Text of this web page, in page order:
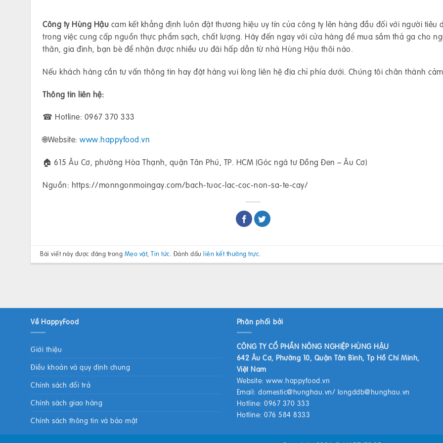
Công ty Hùng Hậu cam kết khẳng định luôn đặt thương hiệu uy tín của công ty lên hàng đầu đối với người tiêu
trong việc cung cấp nguồn thực phẩm sạch, chất lượng. Hãy đến ngay với cửa hàng để mua sắm thả ga cho
thân, gia đình, bạn bè để nhận được nhiều ưu đãi hấp dẫn từ nhà Hùng Hậu thôi nào.
Nếu khách hàng cần tư vấn thông tin hay đặt hàng vui lòng liên hệ địa chỉ phía dưới. Chúng tôi chân thành
Thông tin liên hệ:
☎ Hotline: 0967 370 333
🌐Website: www.happyfood.vn
🏠 615 Âu Cơ, phường Hòa Thạnh, quận Tân Phú, TP. HCM (Góc ngã tư Đồng Đen – Âu Cơ)
Nguồn: https://monngonmoingay.com/bach-tuoc-lac-coc-non-sa-te-cay/
Bài viết này được đăng trong Mẹo vặt,Tin tức. Đánh dấuliên kết thường trực.
Về HappyFood
Giới thiệu
Điều khoản và quy định chung
Chính sách đổi trả
Chính sách giao hàng
Chính sách thông tin và bảo mật
Phân phối bởi
CÔNG TY CỔ PHẦN NÔNG NGHIỆP HÙNG HẬU
642 Âu Cơ, Phường 10, Quận Tân Bình, Tp Hồ Chí Minh,
Việt Nam
Website:www.happyfood.vn
Email:domestic@hunghau.vn/ longddb@hunghau.vn
Hotline: 0967 370 333
Hotline: 076 584 8333